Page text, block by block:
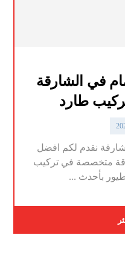
في الشارقة
نقدم لكم افضل
متخصصة في تركيب
بأحدث ...